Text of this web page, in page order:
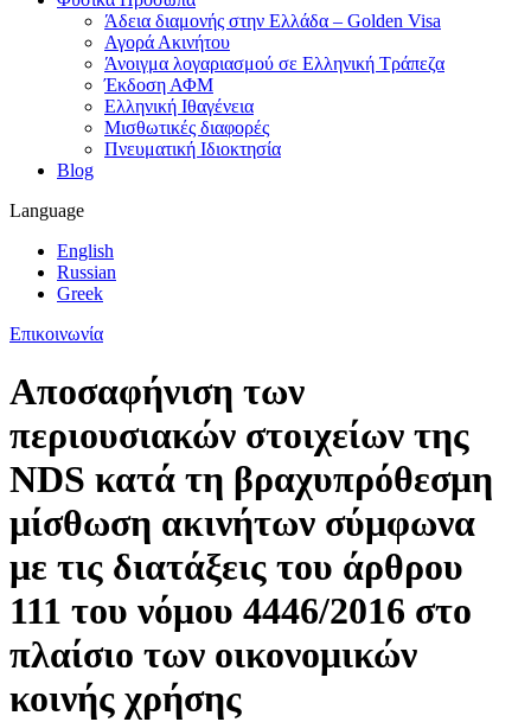
Άδεια διαμονής στην Ελλάδα – Golden Visa
Αγορά Ακινήτου
Άνοιγμα λογαριασμού σε Ελληνική Τράπεζα
Έκδοση ΑΦΜ
Ελληνική Ιθαγένεια
Μισθωτικές διαφορές
Πνευματική Ιδιοκτησία
Blog
Language
English
Russian
Greek
Επικοινωνία
Αποσαφήνιση των
περιουσιακών στοιχείων της
NDS κατά τη βραχυπρόθεσμη
μίσθωση ακινήτων σύμφωνα
με τις διατάξεις του άρθρου
111 του νόμου 4446/2016 στο
πλαίσιο των οικονομικών
κοινής χρήσης